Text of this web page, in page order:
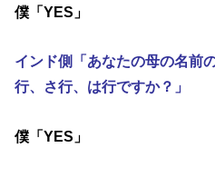
僕「YES」
インド側「あなたの母の名前
行、さ行、は行ですか？」
僕「YES」